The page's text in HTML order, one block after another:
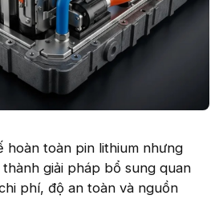
hoàn toàn pin lithium nhưng
giải pháp bổ sung quan
phí, độ an toàn và nguồn